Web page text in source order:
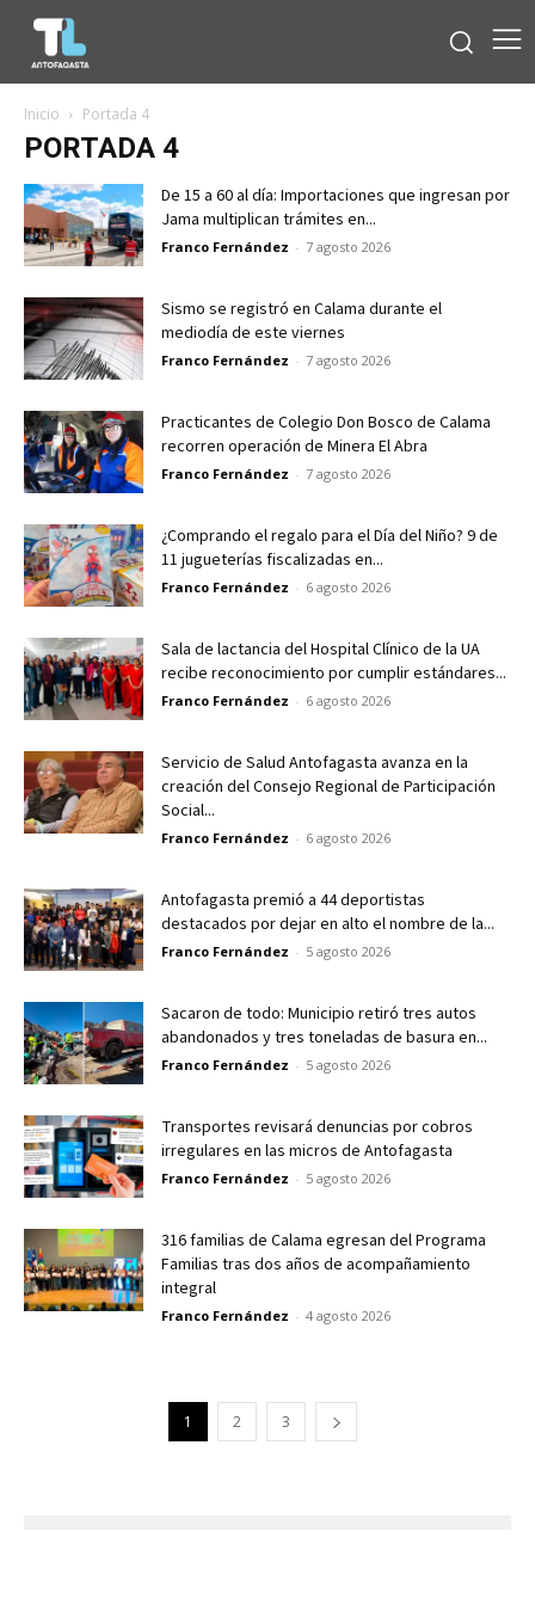
Inicio Portada 4
PORTADA 4
De 15 a 60 al día: Importaciones que ingresan por
Jama multiplican trámites en...
Franco Fernández - 7 agosto 2026
Sismo se registró en Calama durante el
mediodía de este viernes
Franco Fernández - 7 agosto 2026
Practicantes de Colegio Don Bosco de Calama
recorren operación de Minera El Abra
Franco Fernández - 7 agosto 2026
¿Comprando el regalo para el Día del Niño? 9 de
11 jugueterías fiscalizadas en...
Franco Fernández - 6 agosto 2026
Sala de lactancia del Hospital Clínico de la UA
recibe reconocimiento por cumplir estándares...
Franco Fernández - 6 agosto 2026
Servicio de Salud Antofagasta avanza en la
creación del Consejo Regional de Participación
Social...
Franco Fernández - 6 agosto 2026
Antofagasta premió a 44 deportistas
destacados por dejar en alto el nombre de la...
Franco Fernández - 5 agosto 2026
Sacaron de todo: Municipio retiró tres autos
abandonados y tres toneladas de basura en...
Franco Fernández - 5 agosto 2026
Transportes revisará denuncias por cobros
irregulares en las micros de Antofagasta
Franco Fernández - 5 agosto 2026
316 familias de Calama egresan del Programa
Familias tras dos años de acompañamiento
integral
Franco Fernández - 4 agosto 2026
1 2 3